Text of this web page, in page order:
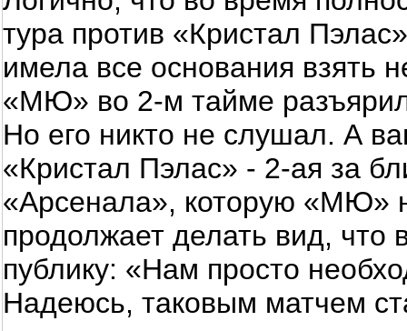
тура против «Кристал
имела все основания взять
«МЮ» во 2-м тайме
Но его никто не слушал. А
«Кристал Пэлас» - 2-ая за
«Арсенала», которую «МЮ»
продолжает делать вид,
публику: «Нам просто
Надеюсь, таковым матчем